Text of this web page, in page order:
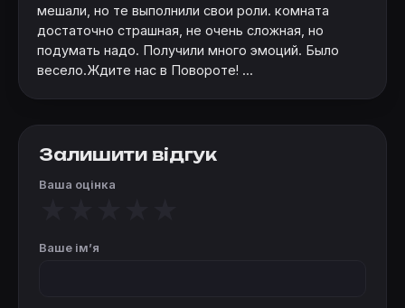
мешали, но те выполнили свои роли. комната
достаточно страшная, не очень сложная, но
подумать надо. Получили много эмоций. Было
весело.Ждите нас в Повороте! ...
Залишити відгук
Ваша оцінка
Ваше імʼя